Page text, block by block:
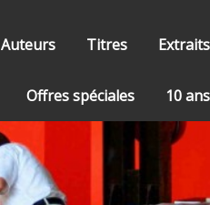
Auteurs Titres
Offres spéciales 10 ans